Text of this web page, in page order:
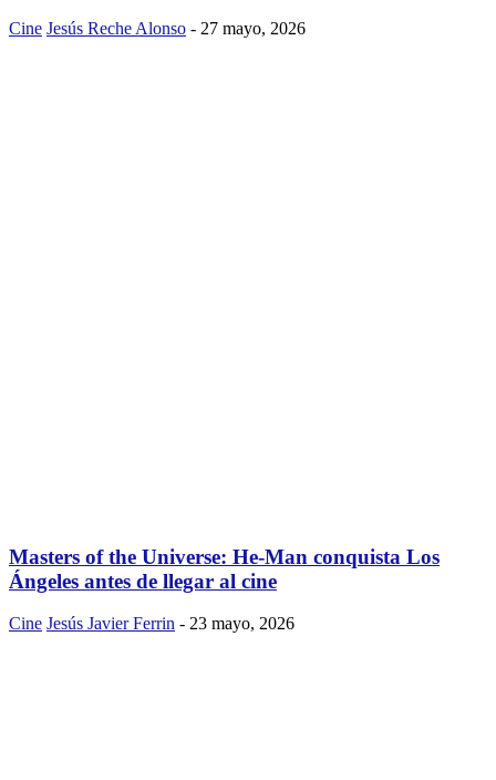
Cine Jesús Reche Alonso - 27 mayo, 2026
Masters of the Universe: He-Man conquista Los
Ángeles antes de llegar al cine
Cine Jesús Javier Ferrin - 23 mayo, 2026